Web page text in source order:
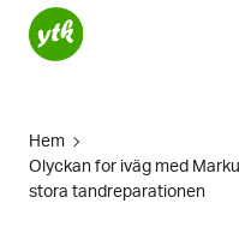
Skip
Hem
Olyckan for iväg med
stora tandreparationen